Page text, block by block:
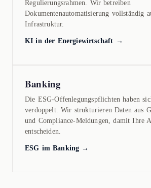
Regulierungsrahmen. Wir betreiben
Dokumentenautomatisierung vollständig
Infrastruktur.
KI in der Energiewirtschaft →
Banking
Die ESG-Offenlegungspflichten haben
verdoppelt. Wir strukturieren Daten aus
und Compliance-Meldungen, damit Ihre
entscheiden.
ESG im Banking →